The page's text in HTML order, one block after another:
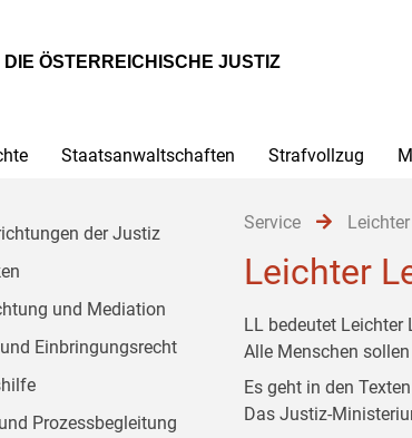
DIE ÖSTERREICHISCHE JUSTIZ
Staatsanwaltschaften Strafvollzug
Service
Leichter
LL bedeutet Leichter
Alle Menschen
Es geht in den
Das Justiz-
der Justiz
und Mediation
Einbringungsrecht
Prozessbegleitung